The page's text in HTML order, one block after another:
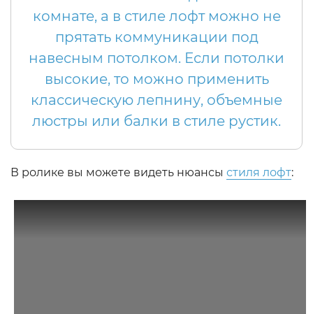
комнате, а в стиле лофт можно не
прятать коммуникации под
навесным потолком. Если потолки
высокие, то можно применить
классическую лепнину, объемные
люстры или балки в стиле рустик.
В ролике вы можете видеть нюансы стиля лофт: